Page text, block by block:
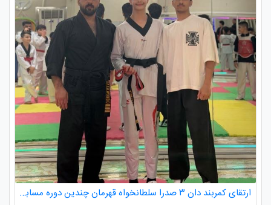
ارتقای کمربند دان ۳ صدرا سلطانخواه قهرمان چندین دوره مسابقات استانی و کشوری در رده سنی خردسالان و نونهالان